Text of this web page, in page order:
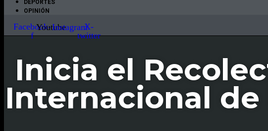
DEPORTES
OPINIÓN
Facebook-
f
YoutubeInstagramX-
twitter
Inicia el
Internacional de